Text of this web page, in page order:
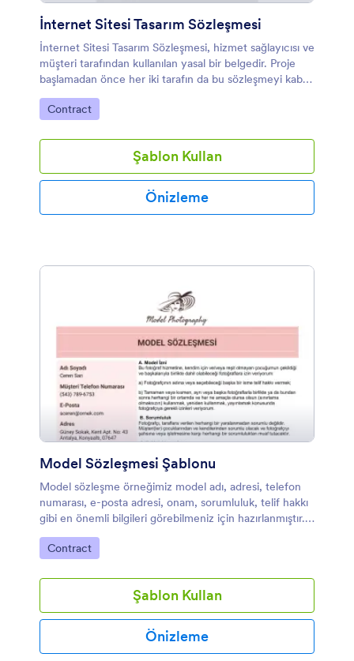
İnternet Sitesi Tasarım Sözleşmesi
İnternet Sitesi Tasarım Sözleşmesi, hizmet sağlayıcısı ve
müşteri tarafından kullanılan yasal bir belgedir. Proje
başlamadan önce her iki tarafın da bu sözleşmeyi kabul
edip imzalayarak bir anlaşmaya varması gerekmektedir.
Bu sözleşme, ödemeler, gizlilik ve fikir haklarıyla ilgili
sitesi tasarım hizmetinde tüm önemli detayları
belirtmesi, yasal sorunları önlemek açısından önemlidir.
İnternet Sitesi Tasarım Sözleşmesi şablonu, müşteri ve
hizmet sağlayıcısı hakkında bilgi ile bunlara ek olarak
sunulacak hizmetler, ödemeler, hizmet garantisi, fikir
için doldurma özelliğini kullanır. Bu PDF şablonunu daha
Kategoriye git:
Contract
Şablon Kullan
Önizleme
Model Sözleşmesi Şablonu
Model sözleşme örneğimiz model adı, adresi, telefon
numarası, e-posta adresi, onam, sorumluluk, telif hakkı
gibi en önemli bilgileri görebilmeniz için hazırlanmıştır.
PDF düzenleyicimiz ile gerekirse tüm tasarımı
değiştirebilirsiniz.
Kategoriye git:
Contract
Şablon Kullan
Önizleme